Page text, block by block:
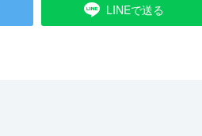
LINEで送る